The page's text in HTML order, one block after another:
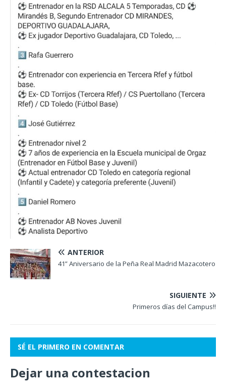
ANTERIOR
41” Aniversario de la Peña Real Madrid Mazacotero
SIGUIENTE
Primeros días del Campus!!
SÉ EL PRIMERO EN COMENTAR
Dejar una contestacion